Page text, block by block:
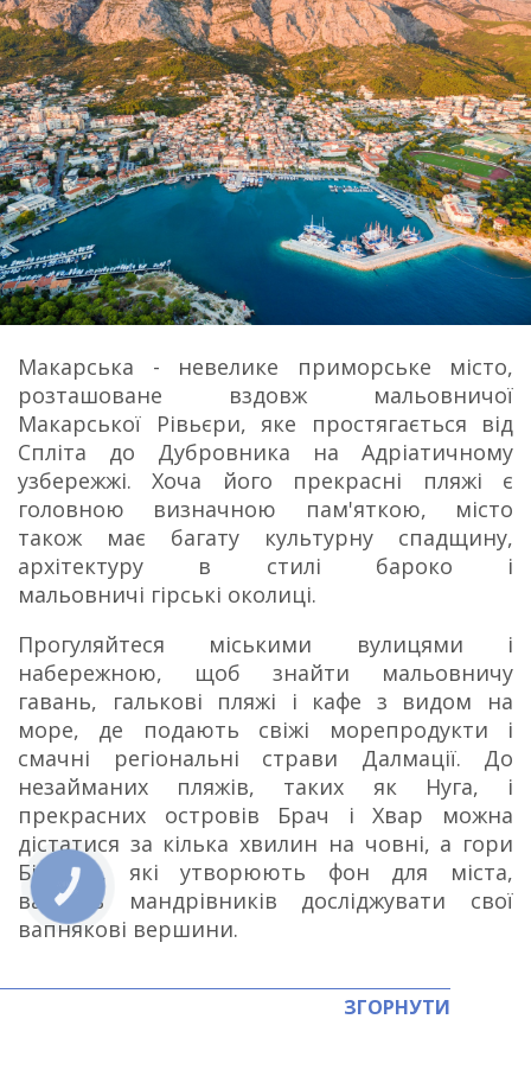
Макарська - невелике приморське місто,
розташоване вздовж мальовничої
Макарської Рівьєри, яке простягається від
Спліта до Дубровника на Адріатичному
узбережжі. Хоча його прекрасні пляжі є
головною визначною пам'яткою, місто
також має багату культурну спадщину,
архітектуру в стилі бароко і
мальовничі гірські околиці.
Прогуляйтеся міськими вулицями і
набережною, щоб знайти мальовничу
гавань, галькові пляжі і кафе з видом на
море, де подають свіжі морепродукти і
смачні регіональні страви Далмації. До
незайманих пляжів, таких як Нуга, і
прекрасних островів Брач ​​і Хвар можна
дістатися за кілька хвилин на човні, а гори
Біоково, які утворюють фон для міста,
ваблять мандрівників досліджувати свої
вапнякові вершини.
ЗГОРНУТИ
КНОПКА
ЗВ'ЯЗКУ